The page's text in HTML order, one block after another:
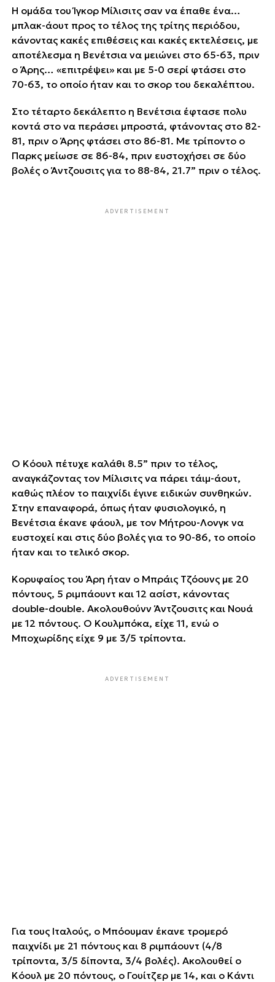
Η ομάδα του Ίγκορ Μίλισιτς σαν να έπαθε ένα…
μπλακ-άουτ προς το τέλος της τρίτης περιόδου,
κάνοντας κακές επιθέσεις και κακές εκτελέσεις, με
αποτέλεσμα η Βενέτσια να μειώνει στο 65-63, πριν
ο Άρης… «επιτρέψει» και με 5-0 σερί φτάσει στο
70-63, το οποίο ήταν και το σκορ του δεκαλέπτου.
Στο τέταρτο δεκάλεπτο η Βενέτσια έφτασε πολυ
κοντά στο να περάσει μπροστά, φτάνοντας στο 82-
81, πριν ο Άρης φτάσει στο 86-81. Με τρίποντο ο
Παρκς μείωσε σε 86-84, πριν ευστοχήσει σε δύο
βολές ο Άντζουσιτς για το 88-84, 21.7” πριν ο τέλος.
ADVERTISEMENT
Ο Κόουλ πέτυχε καλάθι 8.5” πριν το τέλος,
αναγκάζοντας τον Μίλισιτς να πάρει τάιμ-άουτ,
καθώς πλέον το παιχνίδι έγινε ειδικών συνθηκών.
Στην επαναφορά, όπως ήταν φυσιολογικό, η
Βενέτσια έκανε φάουλ, με τον Μήτρου-Λονγκ να
ευστοχεί και στις δύο βολές για το 90-86, το οποίο
ήταν και το τελικό σκορ.
Κορυφαίος του Άρη ήταν ο Μπράις Τζόουνς με 20
πόντους, 5 ριμπάουντ και 12 ασίστ, κάνοντας
double-double. Ακολουθούνν Άντζουσιτς και Νουά
με 12 πόντους. Ο Κουλμπόκα, είχε 11, ενώ ο
Μποχωρίδης είχε 9 με 3/5 τρίποντα.
ADVERTISEMENT
Για τους Ιταλούς, ο Μπόουμαν έκανε τρομερό
παιχνίδι με 21 πόντους και 8 ριμπάουντ (4/8
τρίποντα, 3/5 δίποντα, 3/4 βολές). Ακολουθεί ο
Κόουλ με 20 πόντους, ο Γουίτζερ με 14, και ο Κάντι